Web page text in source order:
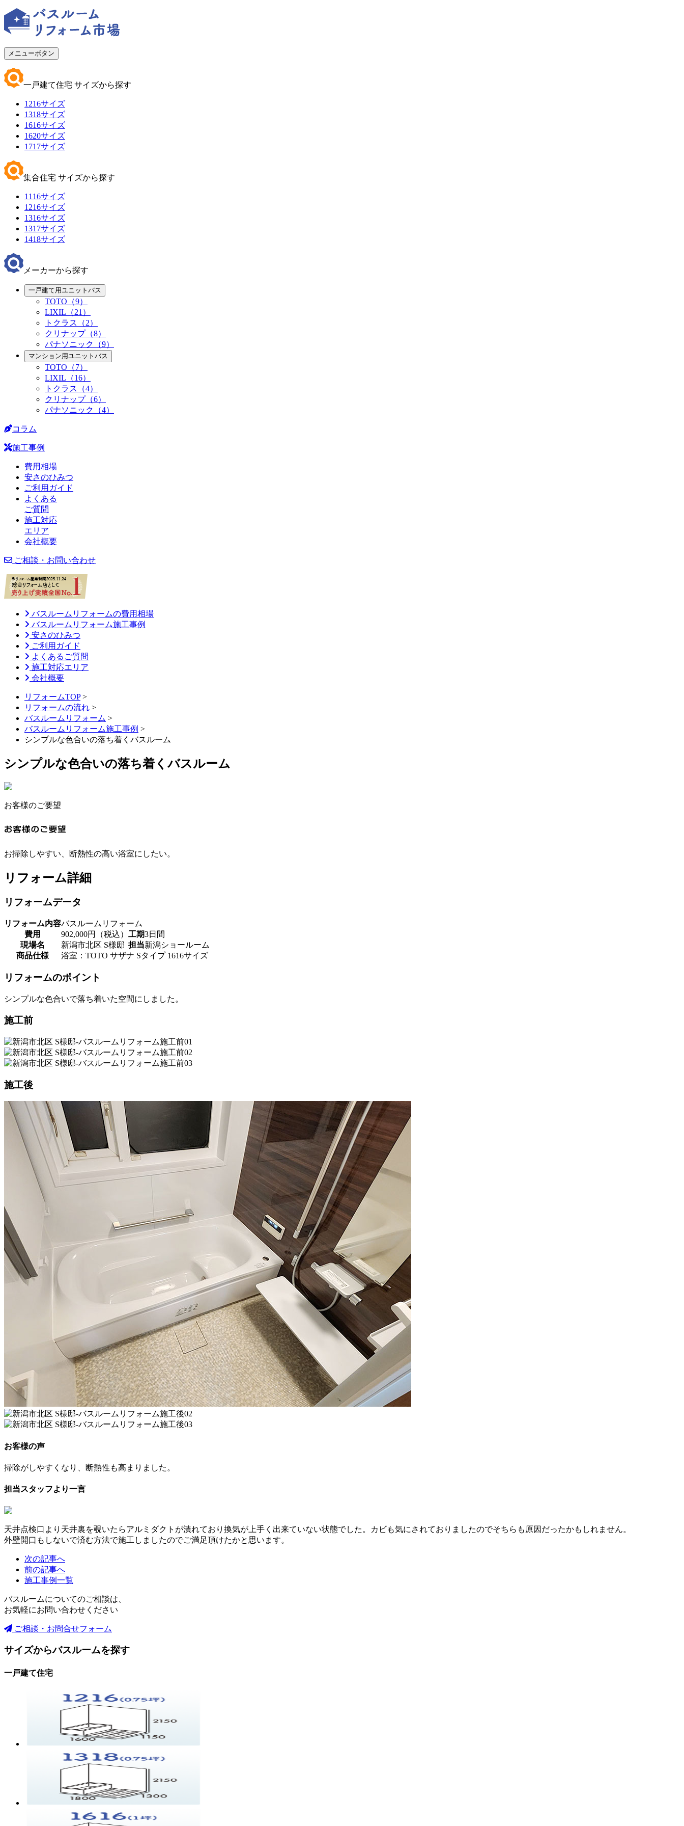
メニューボタン
一戸建て住宅 サイズから探す
1216サイズ
1318サイズ
1616サイズ
1620サイズ
1717サイズ
集合住宅 サイズから探す
1116サイズ
1216サイズ
1316サイズ
1317サイズ
1418サイズ
メーカーから探す
一戸建て用ユニットバス
TOTO（9）
LIXIL（21）
トクラス（2）
クリナップ（8）
パナソニック（9）
マンション用ユニットバス
TOTO（7）
LIXIL（16）
トクラス（4）
クリナップ（6）
パナソニック（4）
コラム
施工事例
費用相場
安さのひみつ
ご利用ガイド
よくある
ご質問
施工対応
エリア
会社概要
ご相談・お問い合わせ
バスルームリフォームの費用相場
バスルームリフォーム施工事例
安さのひみつ
ご利用ガイド
よくあるご質問
施工対応エリア
会社概要
リフォームTOP>
リフォームの流れ >
バスルームリフォーム >
バスルームリフォーム施工事例 >
シンプルな色合いの落ち着くバスルーム
シンプルな色合いの落ち着くバスルーム
お客様のご要望
お掃除しやすい、断熱性の高い浴室にしたい。
リフォーム詳細
リフォームデータ
リフォーム内容バスルームリフォーム
費用
902,000円（税込） 工期3日間
現場名
新潟市北区 S様邸 担当新潟ショールーム
商品仕様
浴室：TOTO サザナ Sタイプ 1616サイズ
リフォームのポイント
シンプルな色合いで落ち着いた空間にしました。
施工前
施工後
お客様の声
掃除がしやすくなり、断熱性も高まりました。
担当スタッフより一言
天井点検口より天井裏を覗いたらアルミダクトが潰れており換気が上手く出来ていない状態でした。カビも気にされておりましたのでそちらも原因だったかもしれません。
外壁開口もしないで済む方法で施工しましたのでご満足頂けたかと思います。
次の記事へ
前の記事へ
施工事例一覧
バスルームについてのご相談は、
お気軽にお問い合わせください
ご相談・お問合せフォーム
サイズからバスルームを探す
一戸建て住宅